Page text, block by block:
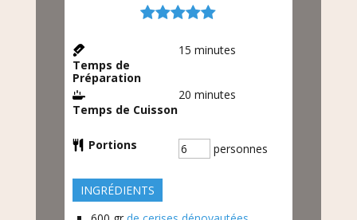
Temps de
Préparation
15 minutes
Temps de Cuisson
20 minutes
Portions personnes
INGRÉDIENTS